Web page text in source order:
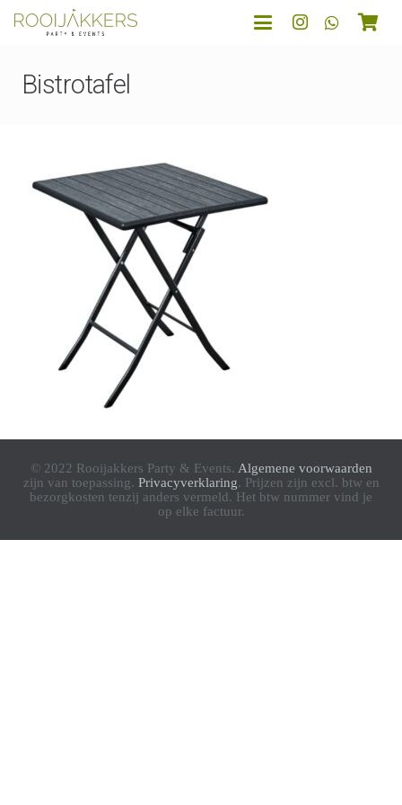
Bistrotafel
© 2022 Rooijakkers Party & Events. Algemene voorwaarden
zijn van toepassing. Privacyverklaring. Prijzen zijn excl. btw en
bezorgkosten tenzij anders vermeld. Het btw nummer vind je
op elke factuur.